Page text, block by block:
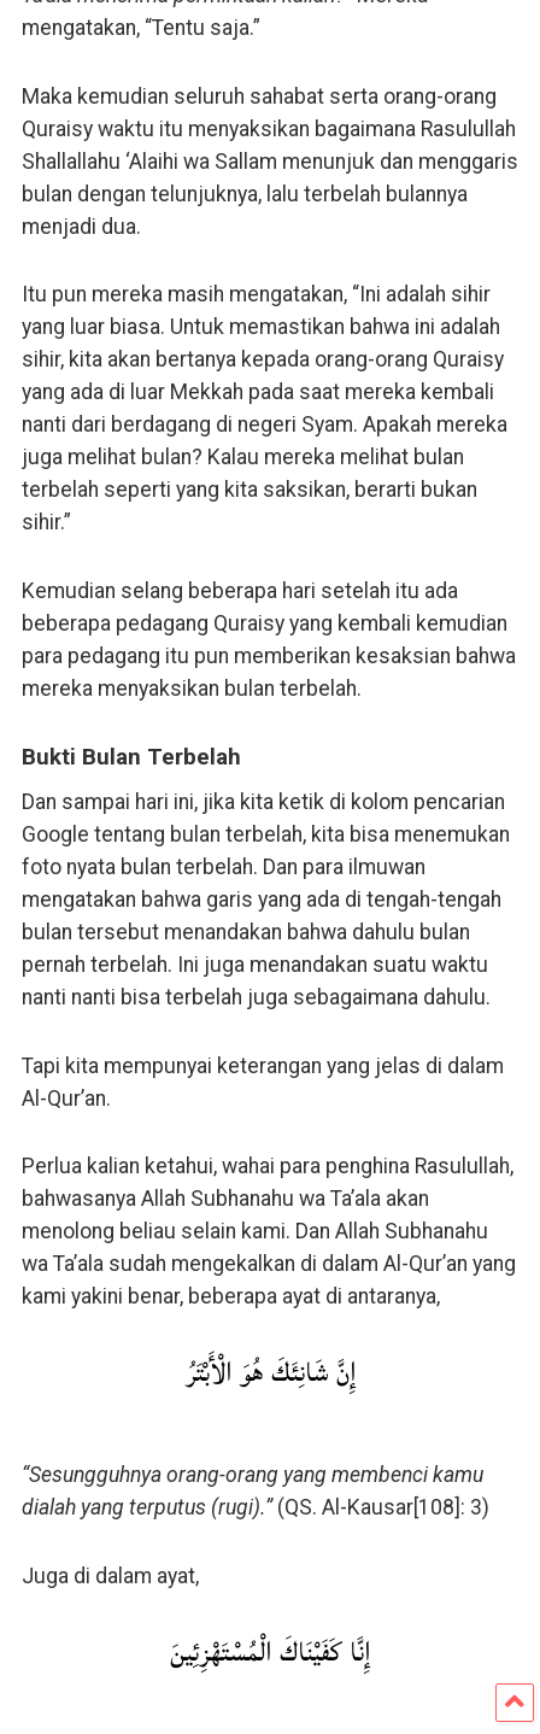
mengatakan, “Tentu saja.”
Maka kemudian seluruh sahabat serta orang-orang
Quraisy waktu itu menyaksikan bagaimana Rasulullah
Shallallahu ‘Alaihi wa Sallam menunjuk dan menggaris
bulan dengan telunjuknya, lalu terbelah bulannya
menjadi dua.
Itu pun mereka masih mengatakan, “Ini adalah sihir
yang luar biasa. Untuk memastikan bahwa ini adalah
sihir, kita akan bertanya kepada orang-orang Quraisy
yang ada di luar Mekkah pada saat mereka kembali
nanti dari berdagang di negeri Syam. Apakah mereka
juga melihat bulan? Kalau mereka melihat bulan
terbelah seperti yang kita saksikan, berarti bukan
sihir.”
Kemudian selang beberapa hari setelah itu ada
beberapa pedagang Quraisy yang kembali kemudian
para pedagang itu pun memberikan kesaksian bahwa
mereka menyaksikan bulan terbelah.
Bukti Bulan Terbelah
Dan sampai hari ini, jika kita ketik di kolom pencarian
Google tentang bulan terbelah, kita bisa menemukan
foto nyata bulan terbelah. Dan para ilmuwan
mengatakan bahwa garis yang ada di tengah-tengah
bulan tersebut menandakan bahwa dahulu bulan
pernah terbelah. Ini juga menandakan suatu waktu
nanti nanti bisa terbelah juga sebagaimana dahulu.
Tapi kita mempunyai keterangan yang jelas di dalam
Al-Qur’an.
Perlua kalian ketahui, wahai para penghina Rasulullah,
bahwasanya Allah Subhanahu wa Ta’ala akan
menolong beliau selain kami. Dan Allah Subhanahu
wa Ta’ala sudah mengekalkan di dalam Al-Qur’an yang
kami yakini benar, beberapa ayat di antaranya,
إِنَّ شَانِئَكَ هُوَ الْأَبْتَرُ
“Sesungguhnya orang-orang yang membenci kamu
dialah yang terputus (rugi).” (QS. Al-Kausar[108]: 3)
Juga di dalam ayat,
إِنَّا كَفَيْنَاكَ الْمُسْتَهْزِئِينَ